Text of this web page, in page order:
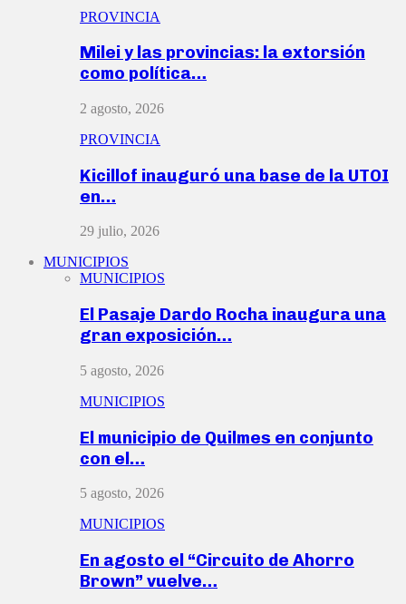
PROVINCIA
Milei y las provincias: la extorsión
como política…
2 agosto, 2026
PROVINCIA
Kicillof inauguró una base de la UTOI
en…
29 julio, 2026
MUNICIPIOS
MUNICIPIOS
El Pasaje Dardo Rocha inaugura una
gran exposición…
5 agosto, 2026
MUNICIPIOS
El municipio de Quilmes en conjunto
con el…
5 agosto, 2026
MUNICIPIOS
En agosto el “Circuito de Ahorro
Brown” vuelve…